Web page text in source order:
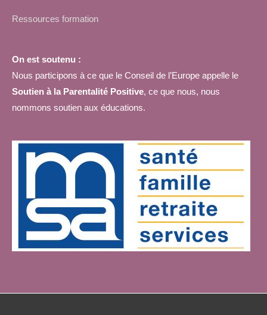
Ressources formation
On est soutenu :
Nous participons à ce que le Conseil de l’Europe appelle le
Soutien à la Parentalité Positive, ce que nous, nous
nommons soutien aux éducations.